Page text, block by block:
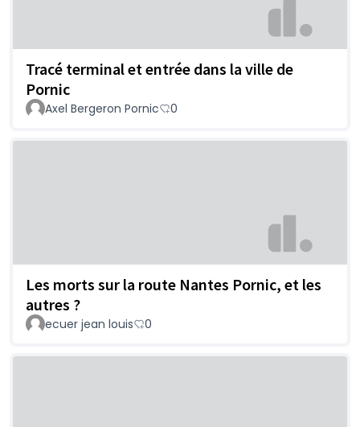
Tracé terminal et entrée dans la ville de
Pornic
Axel Bergeron Pornic 0
Les morts sur la route Nantes Pornic, et les
autres ?
ecuer jean louis 0